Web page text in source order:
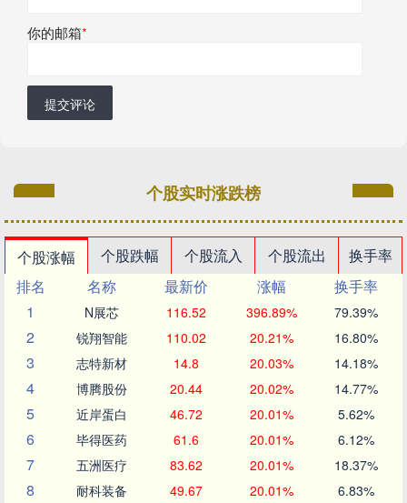
你的邮箱*
提交评论
个股实时涨跌榜
个股涨幅 个股跌幅 个股流入 个股流出
换手率
排名
名称 最新价 涨幅
换手率
1
N展芯 116.52 396.89% 79.39%
2 锐翔智能 110.02 20.21% 16.80%
3 志特新材 14.8 20.03% 14.18%
4 博腾股份 20.44 20.02% 14.77%
5 近岸蛋白 46.72 20.01% 5.62%
6 毕得医药 61.6 20.01% 6.12%
7 五洲医疗 83.62 20.01% 18.37%
8 耐科装备 49.67 20.01% 6.83%